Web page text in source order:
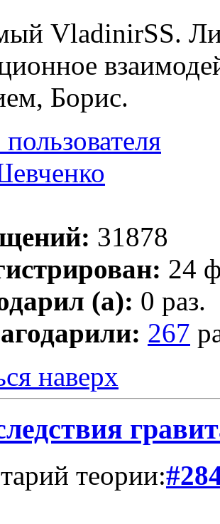
VladinirSS.
Борис.
31878
24
(а): 0 раз.
267
наверх
теории: